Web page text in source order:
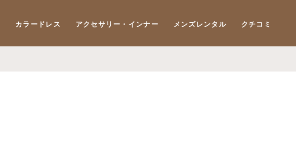
カラードレス アクセサリー・インナー メンズレンタル クチコミ